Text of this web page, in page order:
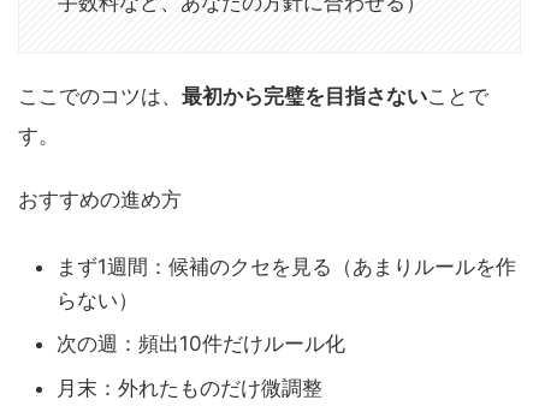
す。
らない）
次の週：頻出10件だけルール化
月末：外れたものだけ微調整